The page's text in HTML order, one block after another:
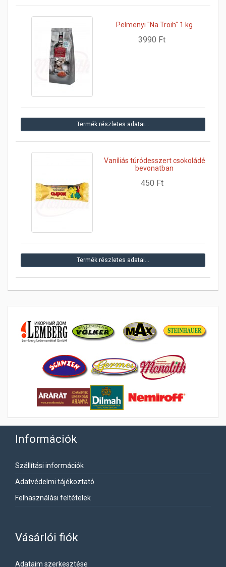
Pelmenyi "Na Troih" 1 kg
3990 Ft
Termék részletes adatai…
Vaníliás túródesszert csokoládé
bevonatban
450 Ft
Termék részletes adatai…
Információk
Szállítási információk
Adatvédelmi tájékoztató
Felhasználási feltételek
Vásárlói fiók
Adataim szerkesztése